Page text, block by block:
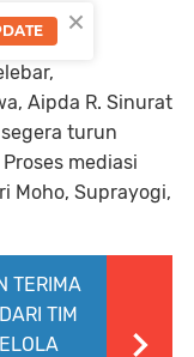
Aipda R. Sinurat
turun
mediasi
Moho, Suprayogi,
TERIMA
TIM
×